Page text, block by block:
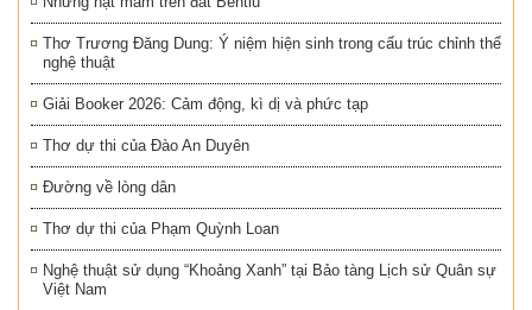
Thơ Trương Đăng Dung: Ý niệm hiện sinh trong cấu trúc chỉnh thể
nghệ thuật
Giải Booker 2026: Cảm động, kì dị và phức tạp
Thơ dự thi của Đào An Duyên
Đường về lòng dân
Thơ dự thi của Phạm Quỳnh Loan
Nghệ thuật sử dụng “Khoảng Xanh” tại Bảo tàng Lịch sử Quân sự
Việt Nam